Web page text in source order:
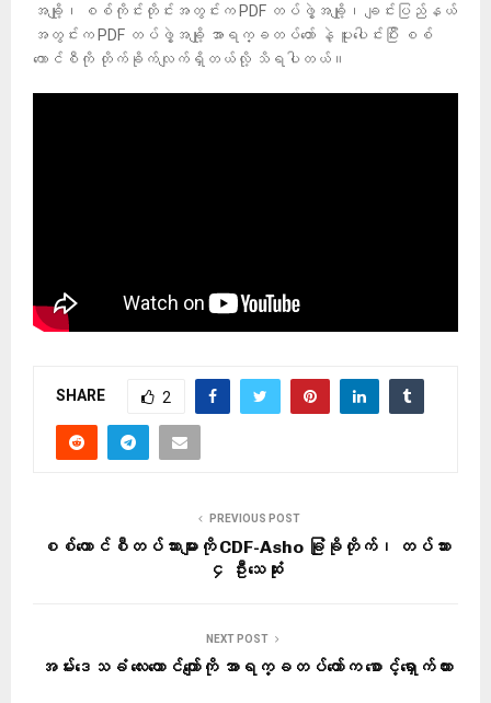
အချို့၊ စစ်ကိုင်းတိုင်းအတွင်းက PDF တပ်ဖွဲ့အချို့၊ ချင်းပြည်နယ်
အတွင်းက PDF တပ်ဖွဲ့အချို့ အာရက္ခတပ်တော် နဲ့ ပူးပေါင်းပြီး စစ်
ကောင်စီကို တိုက်ခိုက်လျက်ရှိတယ်လို့ သိရပါတယ်။
SHARE 2
PREVIOUS POST
စစ်ကောင်စီတပ်သားများကို CDF-Asho ခြုံခိုတိုက်၊ တပ်သား
၄ ဦးသေဆုံး
NEXT POST
အမ်းဒေသခံ လေးထောင်ကျော်ကို အာရက္ခတပ်တော်က စောင့်ရှောက်ထား